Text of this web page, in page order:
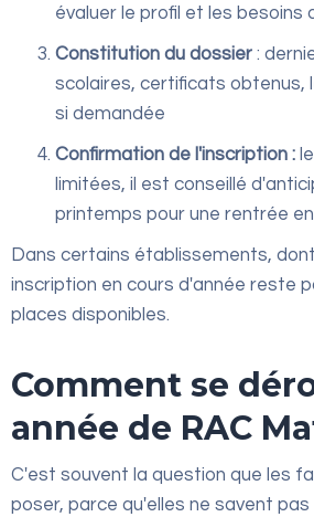
évaluer le profil et les besoins
Constitution du dossier :
scolaires, certificats obtenus,
si demandée
Confirmation de l'inscription :
limitées, il est conseillé
printemps pour une rentrée
Dans certains établissements,
inscription en cours d'année reste
places disponibles.
Comment se
année de RAC
C'est souvent la question que les
poser, parce qu'elles ne savent